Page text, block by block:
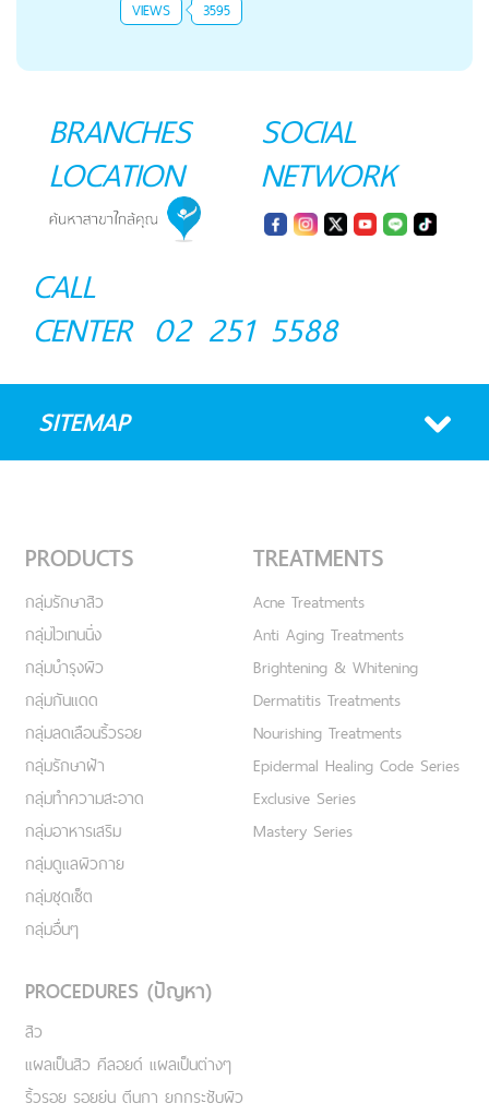
VIEWS 3595
BRANCHES
LOCATION
SOCIAL
NETWORK
CALL
CENTER 02 251 5588
SITEMAP
PRODUCTS
กลุ่มรักษาสิว
กลุ่มไวเทนนิ่ง
กลุ่มบำรุงผิว
กลุ่มกันแดด
กลุ่มลดเลือนริ้วรอย
กลุ่มรักษาฝ้า
กลุ่มทำความสะอาด
กลุ่มอาหารเสริม
กลุ่มดูแลผิวกาย
กลุ่มชุดเซ็ต
กลุ่มอื่นๆ
TREATMENTS
Acne Treatments
Anti Aging Treatments
Brightening & Whitening
Dermatitis Treatments
Nourishing Treatments
Epidermal Healing Code Series
Exclusive Series
Mastery Series
PROCEDURES (ปัญหา)
สิว
แผลเป็นสิว คีลอยด์ แผลเป็นต่างๆ
ริ้วรอย รอยย่น ตีนกา ยกกระชับผิว